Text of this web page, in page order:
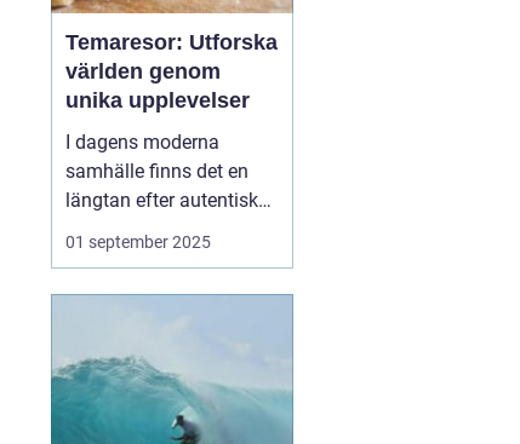
Temaresor: Utforska
världen genom
unika upplevelser
I dagens moderna
samhälle finns det en
längtan efter autentiska
och minnesvärda
reseupplevelser som går
för många resenärer so...
01 september 2025